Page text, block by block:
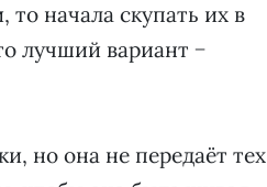
начала скупать их в
лучший вариант −
но она не передаёт тех